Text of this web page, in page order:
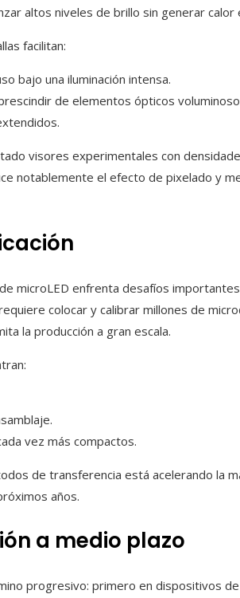
altos niveles de brillo sin generar calor
facilitan:
bajo una iluminación intensa.
de elementos ópticos
visores experimentales con
notablemente el efecto de pixelado y
microLED enfrenta desafíos
colocar y calibrar millones de
la producción a gran escala.
vez más compactos.
de transferencia está acelerando la
años.
a medio plazo
progresivo: primero en dispositivos